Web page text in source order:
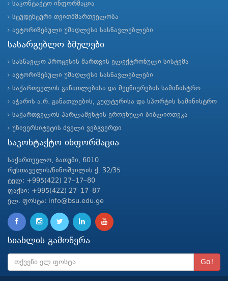
საკონტაქტო ინფორმაცია
სტუდენტური თვითმმართველობა
ავტორიზებული უმაღლესი სასწავლებლები
სასარგებლო ბმულები
სასწავლო პროცესის მართვის ელექტრონული სისტემა
ავტორიზებული უმაღლესი სასწავლებლები
საქართველოს განათლებისა და მეცნიერების სამინისტრო
აჭარის ა.რ. განათლების, კულტურისა და სპორტის სამინისტრო
საქართველოს პარლამენტის ეროვნული ბიბლიოთეკა
უნივერსიტეტის ძველი ვებგვერდი
საკონტაქტო ინფორმაცია
საქართველო, ბათუმი, 6010
რუსთაველის/ნინოშვილის ქ. 32/35
ტელ: +995(422) 27–17–80
ფაქსი: +995(422) 27–17–87
ელ. ფოსტა: info@bsu.edu.ge
სიახლის გამოწერა
Go!